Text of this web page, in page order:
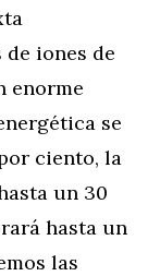
iones de
enorme
se
ciento, la
un 30
hasta un
las